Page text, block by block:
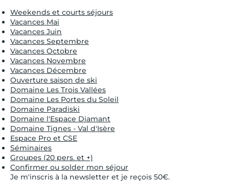
Weekends et courts séjours
Vacances Mai
Vacances Juin
Vacances Septembre
Vacances Octobre
Vacances Novembre
Vacances Décembre
Ouverture saison de ski
Domaine Les Trois Vallées
Domaine Les Portes du Soleil
Domaine Paradiski
Domaine l'Espace Diamant
Domaine Tignes - Val d'Isère
Espace Pro et CSE
Séminaires
Groupes (20 pers. et +)
Confirmer ou solder mon séjour
Je m'inscris à la newsletter et je reçois 50€.